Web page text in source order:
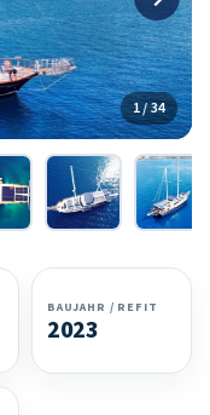
1 / 34
BAUJAHR / REFIT
2023